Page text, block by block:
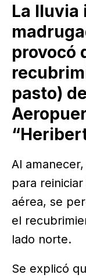
La lluvia
provocó
pasto)
Al
para
aérea, se
el
lado norte.
Se explicó